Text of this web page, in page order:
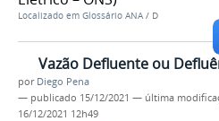
Localizado em Glossário ANA / D
Vazão Defluente ou
por Diego Pena
— publicado 15/12/2021 — última
16/12/2021 12h49